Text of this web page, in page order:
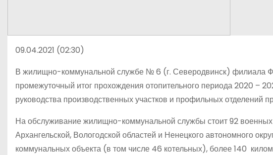
09.04.2021 (02:30)
В жилищно-коммунальной службе № 6 (г. Северодвинск)
промежуточный итог прохождения отопительного периода 2020 –
руководства производственных участков и профильных отделений
На обслуживание жилищно-коммунальной службы стоит 92 военных
Архангельской, Вологодской областей и Ненецкого автономного
коммунальных объекта (в том числе 46 котельных), более 140